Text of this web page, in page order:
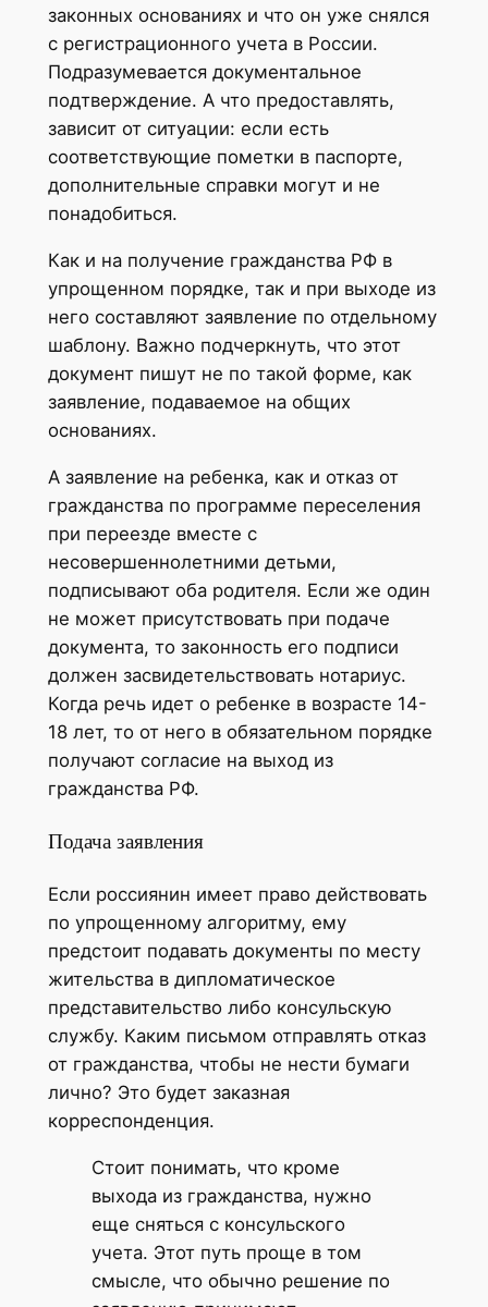
законных основаниях и что он уже снялся
с регистрационного учета в России.
Подразумевается документальное
подтверждение. А что предоставлять,
зависит от ситуации: если есть
соответствующие пометки в паспорте,
дополнительные справки могут и не
понадобиться.
Как и на получение гражданства РФ в
упрощенном порядке, так и при выходе из
него составляют заявление по отдельному
шаблону. Важно подчеркнуть, что этот
документ пишут не по такой форме, как
заявление, подаваемое на общих
основаниях.
А заявление на ребенка, как и отказ от
гражданства по программе переселения
при переезде вместе с
несовершеннолетними детьми,
подписывают оба родителя. Если же один
не может присутствовать при подаче
документа, то законность его подписи
должен засвидетельствовать нотариус.
Когда речь идет о ребенке в возрасте 14-
18 лет, то от него в обязательном порядке
получают согласие на выход из
гражданства РФ.
Подача заявления
Если россиянин имеет право действовать
по упрощенному алгоритму, ему
предстоит подавать документы по месту
жительства в дипломатическое
представительство либо консульскую
службу. Каким письмом отправлять отказ
от гражданства, чтобы не нести бумаги
лично? Это будет заказная
корреспонденция.
Стоит понимать, что кроме
выхода из гражданства, нужно
еще сняться с консульского
учета. Этот путь проще в том
смысле, что обычно решение по